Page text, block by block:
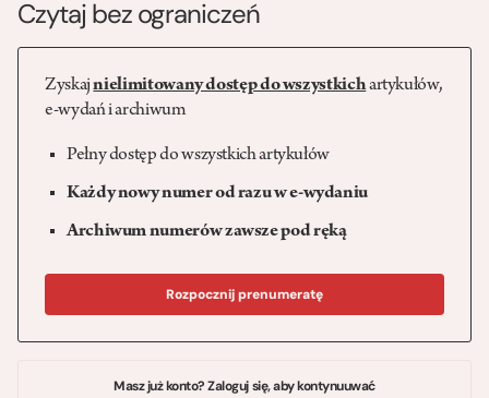
Czytaj bez ograniczeń
Zyskajnielimitowany dostęp do wszystkichartykułów,
e-wydań i archiwum
Pełny dostęp do wszystkich artykułów
Każdy nowy numer od razu w e-wydaniu
Archiwum numerów zawsze pod ręką
Rozpocznij prenumeratę
Masz już konto? Zaloguj się, aby kontynuuwać